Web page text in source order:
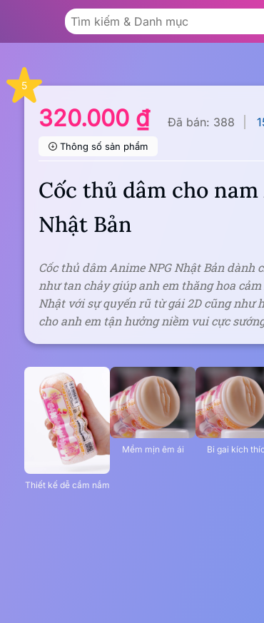
320.000 ₫ Đã bán: 388
5
Thông số sản phẩm
Cốc thủ dâm cho
Nhật Bản
Cốc thủ dâm Anime NPG Nhật Bản dành
như tan chảy giúp anh em thăng hoa
Nhật với sự quyến rũ từ gái 2D cũng như
cho anh em tận hưởng niềm vui cực
Thiết kế dễ cầm nắm
Mềm mịn êm ái Bi gai kích